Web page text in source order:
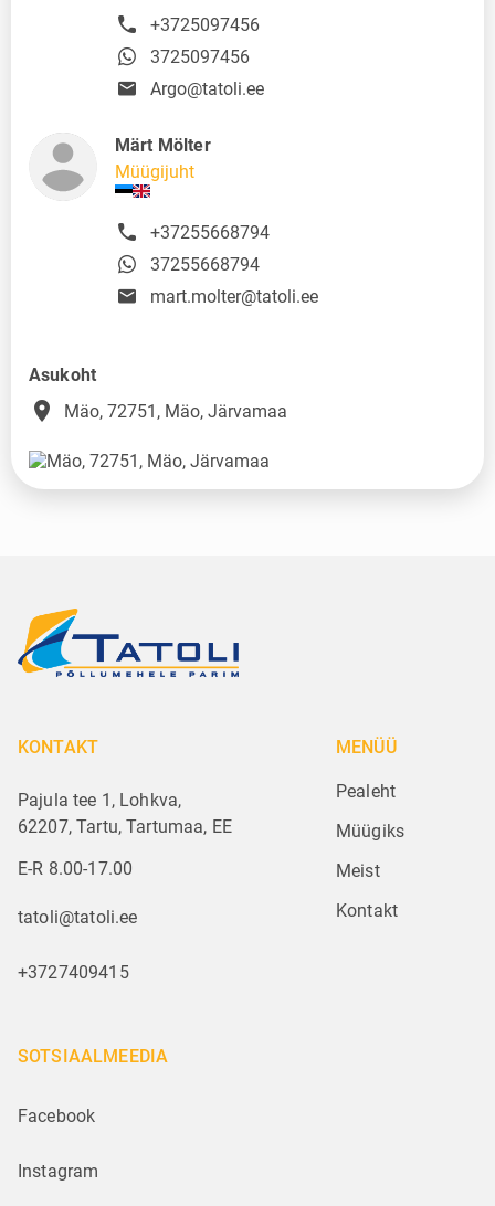
+3725097456
3725097456
Argo@tatoli.ee
Märt Mölter
Müügijuht
+37255668794
37255668794
mart.molter@tatoli.ee
Asukoht
place Mäo, 72751, Mäo, Järvamaa
KONTAKT
Pajula tee 1, Lohkva,
62207, Tartu, Tartumaa, EE
E-R 8.00-17.00
tatoli@tatoli.ee
+3727409415
MENÜÜ
Pealeht
Müügiks
Meist
Kontakt
SOTSIAALMEEDIA
Facebook
Instagram